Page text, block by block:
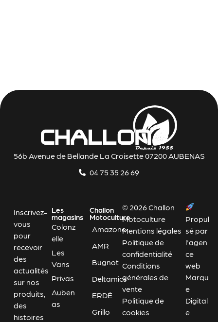
56b Avenue de Bellande La Croisette 07200 AUBENAS
04 75 35 26 69
Inscrivez-
vous
pour
recevoir
des
actualités
sur nos
produits,
des
histoires
Les
magasins
Colonz
elle
Les
Vans
Privas
Auben
as
Challon
Motoculture
Amazone
AMR
Bugnot
Deltamics
ERDÉ
Grillo
© 2026 Challon
Motoculture
Mentions légales
Politique de
confidentialité
Conditions
générales de
vente
Politique de
cookies
Propul
sé par
l'agen
ce
web
Marqu
e
Digital
e